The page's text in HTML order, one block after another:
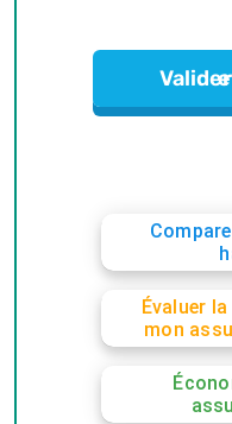
Évaluer
mon